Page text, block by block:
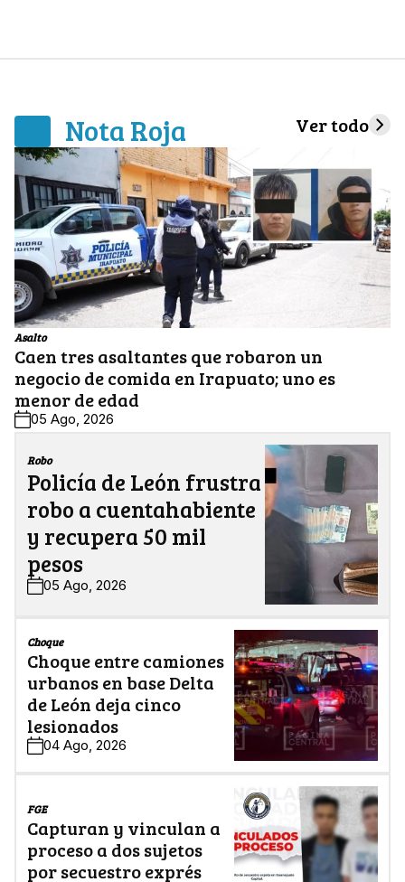
Nota Roja Ver todo
Asalto
Caen tres asaltantes que robaron un
negocio de comida en Irapuato; uno es
menor de edad
05 Ago, 2026
Robo
Policía de León frustra
robo a cuentahabiente
y recupera 50 mil
pesos
05 Ago, 2026
Choque
Choque entre camiones
urbanos en base Delta
de León deja cinco
lesionados
04 Ago, 2026
FGE
Capturan y vinculan a
proceso a dos sujetos
por secuestro exprés